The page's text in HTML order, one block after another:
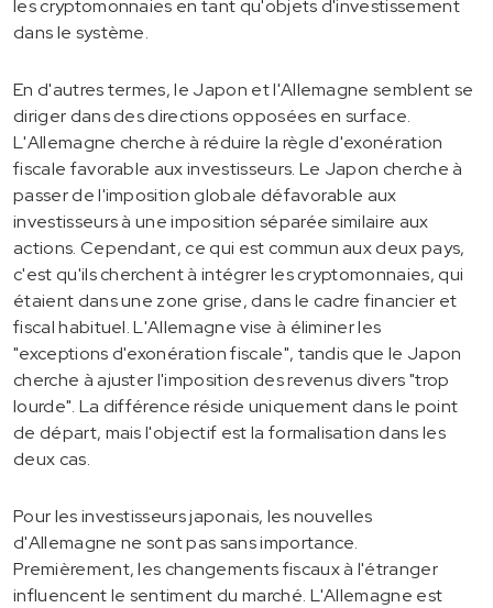
les cryptomonnaies en tant qu'objets d'investissement
dans le système.
En d'autres termes, le Japon et l'Allemagne semblent se
diriger dans des directions opposées en surface.
L'Allemagne cherche à réduire la règle d'exonération
fiscale favorable aux investisseurs. Le Japon cherche à
passer de l'imposition globale défavorable aux
investisseurs à une imposition séparée similaire aux
actions. Cependant, ce qui est commun aux deux pays,
c'est qu'ils cherchent à intégrer les cryptomonnaies, qui
étaient dans une zone grise, dans le cadre financier et
fiscal habituel. L'Allemagne vise à éliminer les
"exceptions d'exonération fiscale", tandis que le Japon
cherche à ajuster l'imposition des revenus divers "trop
lourde". La différence réside uniquement dans le point
de départ, mais l'objectif est la formalisation dans les
deux cas.
Pour les investisseurs japonais, les nouvelles
d'Allemagne ne sont pas sans importance.
Premièrement, les changements fiscaux à l'étranger
influencent le sentiment du marché. L'Allemagne est